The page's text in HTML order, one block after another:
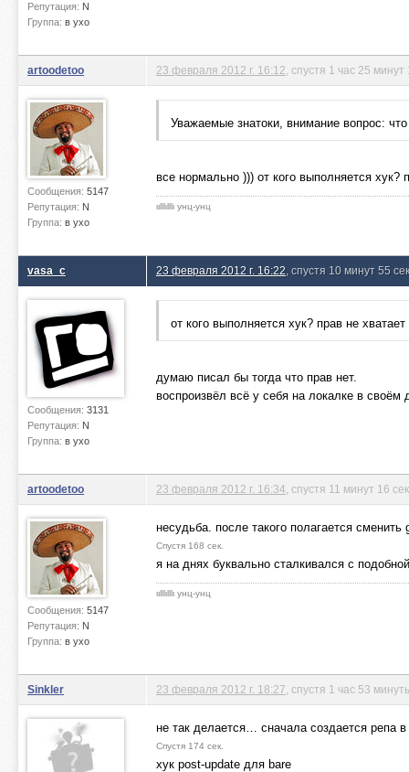
Репутация: N
Группа: в ухо
artoodetoo
Сообщения: 5147
Репутация: N
Группа: в ухо
23 февраля 2012 г. 16:12 , спустя 1 час 25 минут
Уважаемые знатоки, внимание вопрос:
все нормально ))) от кого выполняется хук?
ιιlllιlllι унц-унц
vasa_c
Сообщения: 3131
Репутация: N
Группа: в ухо
23 февраля 2012 г. 16:22 , спустя 10 минут 55
от кого выполняется хук? прав не
думаю писал бы тогда что прав нет.
воспроизвёл всё у себя на локалке в
artoodetoo
Сообщения: 5147
Репутация: N
Группа: в ухо
23 февраля 2012 г. 16:34 , спустя 11 минут 16
несудьба. после такого полагается
Спустя 168 сек.
я на днях буквально сталкивался с
ιιlllιlllι унц-унц
Sinkler 23 февраля 2012 г. 18:27 , спустя 1 час 53
не так делается… сначала создается репа
Спустя 174 сек.
хук post-update для bare